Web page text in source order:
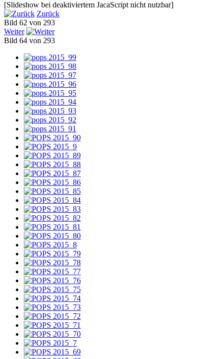
[Slideshow bei deaktiviertem JacaScript nicht nutzbar]
Zurück
Bild 62 von 293
Weiter
Bild 64 von 293